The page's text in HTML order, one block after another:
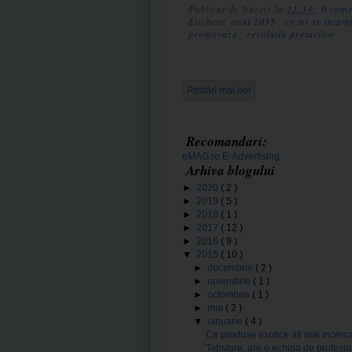
Publicat de Narcis la 21:54
0
Etichete: anul 2015
ce mi se
promovare
revolutia preturilor
Postări mai noi
Recomandari:
eMAG.ro E-Advertising
Arhiva blogului
► 2020 ( 2 )
► 2019 ( 5 )
► 2018 ( 1 )
► 2017 ( 12 )
► 2016 ( 9 )
▼ 2015 ( 10 )
► decembrie ( 2 )
► noiembrie ( 1 )
► octombrie ( 1 )
► mai ( 2 )
▼ ianuarie ( 4 )
Ce produse exotice ati mai
Tabstore, are o echipa de